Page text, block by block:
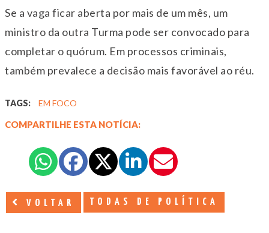
Se a vaga ficar aberta por mais de um mês, um
ministro da outra Turma pode ser convocado para
completar o quórum. Em processos criminais,
também prevalece a decisão mais favorável ao réu.
TAGS: EM FOCO
COMPARTILHE ESTA NOTÍCIA:
VOLTAR TODAS DE POLÍTICA